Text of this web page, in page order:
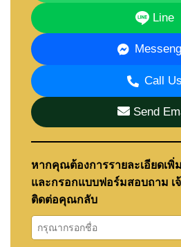
Line
Call Us
Send
หากคุณต้องการรายละเอียดเพิ่
และกรอกแบบฟอร์มสอบถาม เ
ติดต่อคุณกลับ